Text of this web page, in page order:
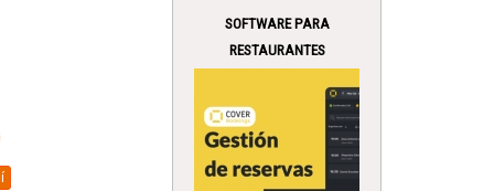
SOFTWARE PARA
RESTAURANTES